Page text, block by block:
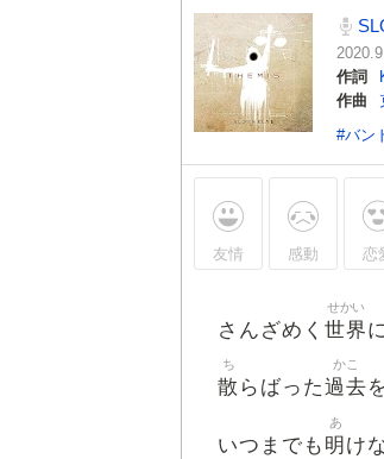
作詞
作曲
#バン
友情 感動 恋
さんざめく 世界
せかい
散
ち
らばった過去
かこ
いつまでも 明
あ
け